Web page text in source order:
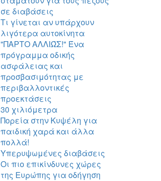
σε διαβάσεις
Τι γίνεται αν υπάρχουν
λιγότερα αυτοκίνητα
"ΠΑΡΤΟ ΑΛΛΙΏΣ!" Ένα
πρόγραμμα οδικής
ασφάλειας και
προσβασιμότητας με
περιβαλλοντικές
προεκτάσεις
30 χιλιόμετρα
Πορεία στην Κυψέλη για
παιδική χαρά και άλλα
πολλά!
Υπερυψωμένες διαβάσεις
Οι πιο επικίνδυνες χώρες
της Ευρώπης για οδήγηση